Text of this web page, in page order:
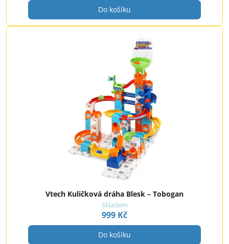
Do košíku
Vtech Kuličková dráha Blesk – Tobogan
Skladem
999 Kč
Do košíku